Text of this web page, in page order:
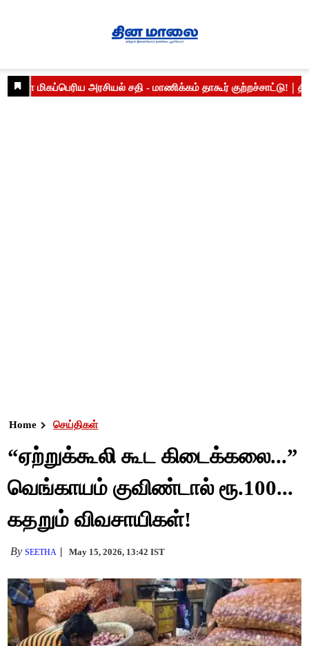
Home செய்திகள்
“ஏற்றுக்கூலி கூட கிடைக்கலை...”
வெங்காயம் குவிண்டால் ரூ.100...
கதறும் விவசாயிகள்!
BySEETHA May 15, 2026, 13:42 IST